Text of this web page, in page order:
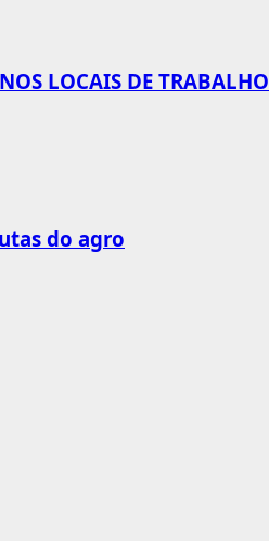
LOCAIS DE TRABALHO
do agro